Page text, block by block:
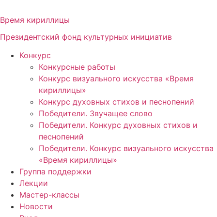
к
Время кириллицы
Президентский фонд культурных инициатив
Конкурс
Конкурсные работы
Конкурс визуального искусства «Время
кириллицы»
Конкурс духовных стихов и песнопений
Победители. Звучащее слово
Победители. Конкурс духовных стихов и
песнопений
Победители. Конкурс визуального искусства
«Время кириллицы»
Группа поддержки
Лекции
Мастер-классы
Новости